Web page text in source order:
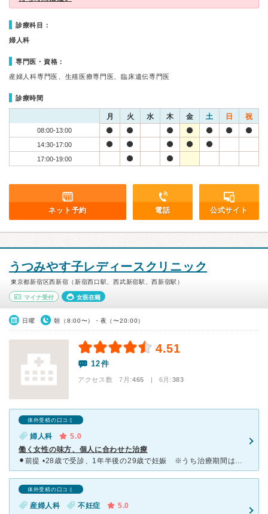
診療科目：
婦人科
専門医・資格：
産婦人科専門医、生殖医療専門医、臨床遺伝専門医
診療時間
月 火 水 木 金 土 日 祝
08:00-13:00
14:30-17:00
17:00-19:00
ネット予約 電話 公式サイト
うつみやす子レディースクリニック
東京都新宿区西新宿（新宿西口駅、西武新宿駅、西新宿駅）
マイナ受付 女医在籍
日曜 朝（8:00〜）・夜（〜20:00）
4.51
12件
アクセス数 7月:465 | 6月:383
体外受精の口コミ
婦人科
5.0
働く女性の味方、個人に合わせた治療
⚫︎前提 •28歳で受診、1年半後の29歳で妊娠 ※うち治療期間は1年ほど •ハードワーク、フレックス •卵管閉塞がわかり顕微授精、流産後に子宮内膜炎になり治療 •1回目9w流産、２回目無事（
体外受精の口コミ
産婦人科 不妊症
5.0